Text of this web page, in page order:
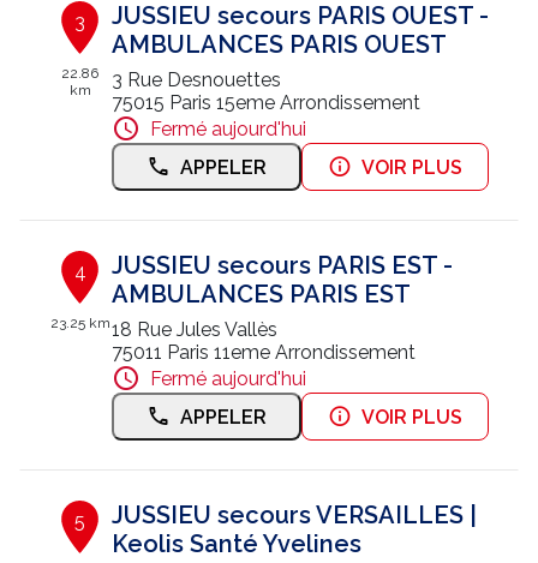
3
22.86
km
JUSSIEU secours PARIS OUEST -
AMBULANCES PARIS OUEST
3 Rue Desnouettes
75015 Paris 15eme Arrondissement
Fermé aujourd'hui
APPELER
VOIR PLUS
4
23.25 km
JUSSIEU secours PARIS EST -
AMBULANCES PARIS EST
18 Rue Jules Vallès
75011 Paris 11eme Arrondissement
Fermé aujourd'hui
APPELER
VOIR PLUS
5
JUSSIEU secours VERSAILLES |
Keolis Santé Yvelines